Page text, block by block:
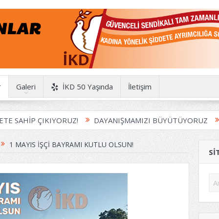
Galeri İKD 50 Yaşında İletişim
ÇIKIYORUZ! DAYANIŞMAMIZI BÜYÜTÜYORUZ
1 MAYIS İŞÇI BAYRAMI KUTLU OLSUN!